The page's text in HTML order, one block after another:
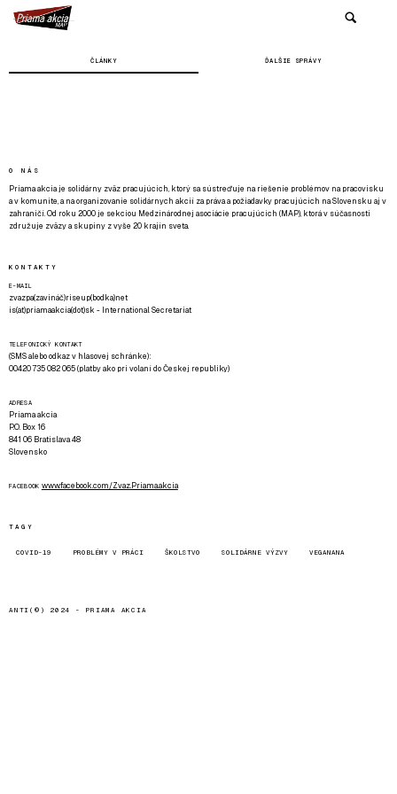
ČLÁNKY ĎALŠIE SPRÁVY
O NÁS
Priama akcia je solidárny zväz pracujúcich, ktorý sa sústreďuje na riešenie problémov na pracovisku
a v komunite, a na organizovanie solidárnych akcií za práva a požiadavky pracujúcich na Slovensku aj v
zahraničí. Od roku 2000 je sekciou Medzinárodnej asociácie pracujúcich (MAP), ktorá v súčasnosti
združuje zväzy a skupiny z vyše 20 krajín sveta.
KONTAKTY
E-MAIL
zvazpa(zavináč)riseup(bodka)net
is(at)priamaakcia(dot)sk - International Secretariat
TELEFONICKÝ KONTAKT
(SMS alebo odkaz v hlasovej schránke):
00420 735 082 065 (platby ako pri volaní do Českej republiky)
ADRESA
Priama akcia
P.O. Box 16
841 06 Bratislava 48
Slovensko
FACEBOOK www.facebook.com/Zvaz.Priama.akcia
TAGY
COVID-19 PROBLÉMY V PRÁCI ŠKOLSTVO SOLIDÁRNE VÝZVY VEGANANA
ANTI(©) 2024 - PRIAMA AKCIA